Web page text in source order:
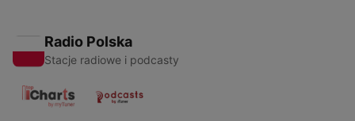
Radio Polska
Stacje radiowe i podcasty